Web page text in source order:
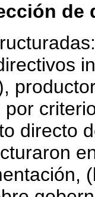
de
directo